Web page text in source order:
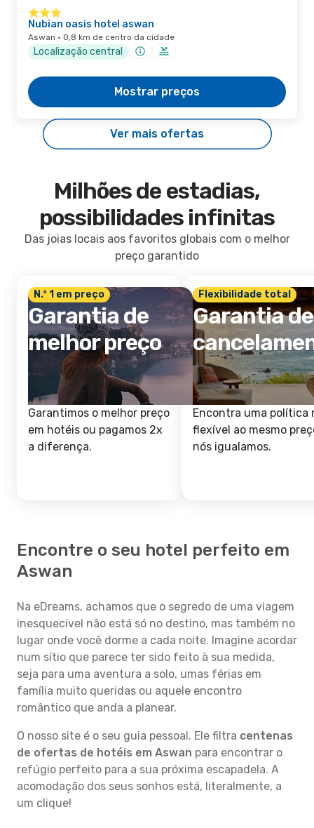
Nubian oasis hotel aswan
Aswan · 0,8 km de centro da cidade
Localização central
Mostrar preços
Ver mais ofertas
Milhões de estadias,
possibilidades infinitas
Das joias locais aos favoritos globais com o melhor
preço garantido
N.º 1 em preço
Garantia de
melhor preço
Garantimos o melhor preço
em hotéis ou pagamos 2x
a diferença.
Flexibilidade total
Garantia de
Encontra uma política
flexível ao mesmo
nós igualamos.
Encontre o seu hotel perfeito em
Aswan
Na eDreams, achamos que o segredo de uma viagem
inesquecível não está só no destino, mas também no
lugar onde você dorme a cada noite. Imagine acordar
num sítio que parece ter sido feito à sua medida,
seja para uma aventura a solo, umas férias em
família muito queridas ou aquele encontro
romântico que anda a planear.
O nosso site é o seu guia pessoal. Ele filtra centenas
de ofertas de hotéis em Aswan para encontrar o
refúgio perfeito para a sua próxima escapadela. A
acomodação dos seus sonhos está, literalmente, a
um clique!